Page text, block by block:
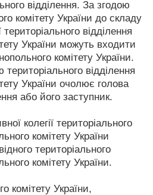
відділення. За згодою
комітету України до складу
територіального відділення
України можуть входити
комітету України.
територіального відділення
України очолює голова
або його заступник.
колегії територіального
комітету України
територіального
комітету України.
комітету України,